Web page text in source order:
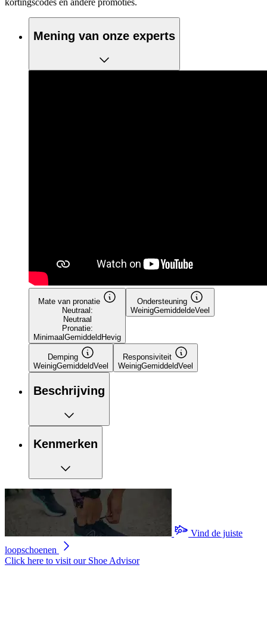
kortingscodes en andere promoties.
Mening van onze experts
Mate van pronatie
Neutraal:
Neutraal
Pronatie:
MinimaalGemiddeld Hevig
Ondersteuning
WeinigGemiddeldeVeel
Demping
WeinigGemiddeldVeel
Responsiviteit
WeinigGemiddeldVeel
Beschrijving
Kenmerken
Vind de juiste
loopschoenen
Click here to visit our Shoe Advisor